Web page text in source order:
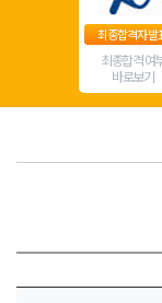
최종합격자 발
최종합격 여
바로보기